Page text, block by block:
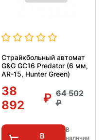
Страйкбольный автомат
G&G GC16 Predator (6 мм,
AR-15, Hunter Green)
38
892
64 502
В
В
наличии